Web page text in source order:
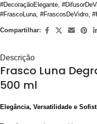
#DecoraçãoElegante
#FrascoLuna #FrascosDeVidro
Compartilhar:
Descrição
Frasco Luna
500 ml
Elegância, Versatilidade e